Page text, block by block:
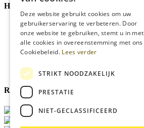
Handige Links
Home
Klantenservice
Over ons
Blog
Cookies
Reviewmerk
Deze website gebruikt cookies om uw
gebruikerservaring te verbeteren. Door
onze website te gebruiken, stemt u in met
alle cookies in overeenstemming met ons
Cookiebeleid. Lees verder
STRIKT NOODZAKELIJK
PRESTATIE
NIET-GECLASSIFICEERD